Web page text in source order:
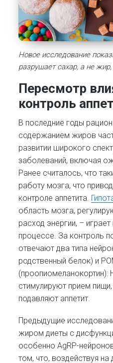
Новое исследование
разрушает сахар, а не
Пересмотр
контроль
В последние годы
содержанием жиров
развитии широкого
заболеваний, включая
Ранее считалось, что
работу мозга, что
контроле аппетита.
область мозга,
расход энергии, –
процессе. За контроль
отвечают два типа
родственный белок) и
(проопиомеланокортин):
стимулируют прием
подавляют аппетит.
Предыдущие
жиром диеты с
особенно AgRP-
том, что, воздействуя